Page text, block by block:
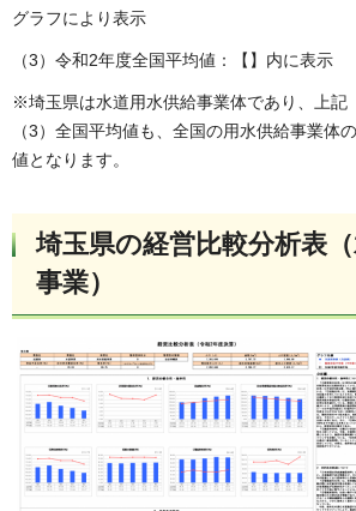
グラフにより表示
（3）令和2年度全国平均値：【】内に表示
※埼玉県は水道用水供給事業体であり、上記
（3）全国平均値も、全国の用水供給事業体
値となります。
埼玉県の経営比較分析表
事業）